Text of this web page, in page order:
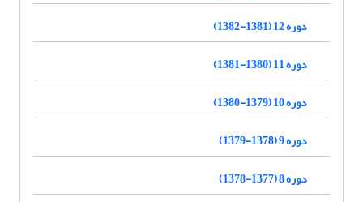
دوره 12 (1381-1382)
دوره 11 (1380-1381)
دوره 10 (1379-1380)
دوره 9 (1378-1379)
دوره 8 (1377-1378)